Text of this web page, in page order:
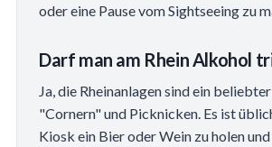
oder eine Pause vom Sightseeing zu
Darf man am Rhein Alkohol
Ja, die Rheinanlagen sind ein
"Cornern" und Picknicken. Es ist
Kiosk ein Bier oder Wein zu holen und